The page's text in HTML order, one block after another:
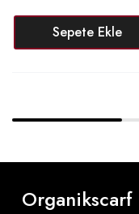
Sepete Ekle
Organikscarf